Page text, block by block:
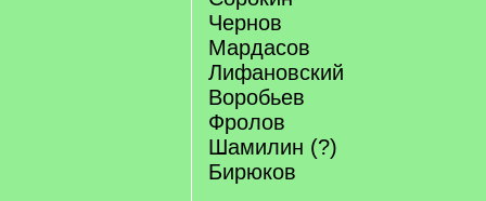
Чернов
Мардасов
Лифановский
Воробьев
Фролов
Шамилин (?)
Бирюков